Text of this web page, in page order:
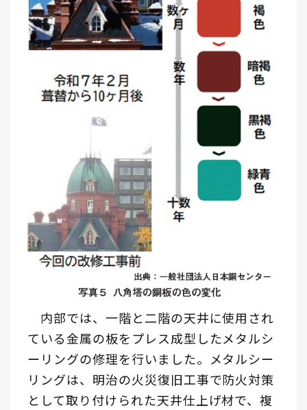
内部では、一階と二階の天井に使用され
ている金属の板をプレス成型したメタルシ
ーリングの修理を行いました。メタルシー
リングは、明治の火災復旧工事で防火対策
として取り付けられた天井仕上げ材で、複